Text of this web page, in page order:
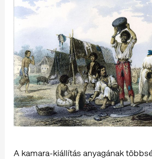
A kamara-kiállítás anyagának